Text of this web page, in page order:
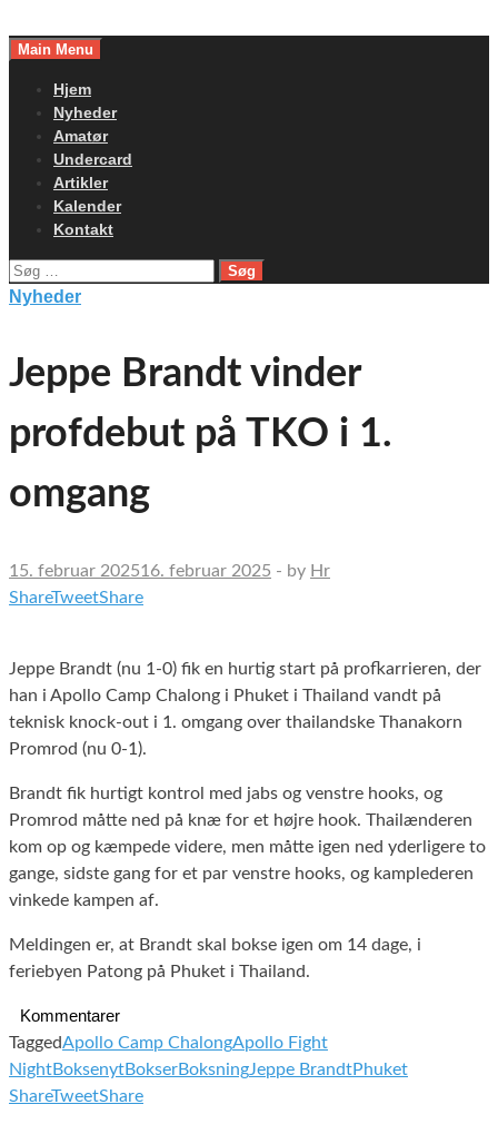
toMain Menu
Hjem
Nyheder
Amatør
Undercard
Artikler
Kalender
Kontakt
Søg
efter:
Nyheder
Jeppe Brandt vinder
profdebut på TKO i 1.
omgang
15. februar 202516. februar 2025 - by Hr
ShareTweetShare
Jeppe Brandt (nu 1-0) fik en hurtig start på profkarrieren, der
han i Apollo Camp Chalong i Phuket i Thailand vandt på
teknisk knock-out i 1. omgang over thailandske Thanakorn
Promrod (nu 0-1).
Brandt fik hurtigt kontrol med jabs og venstre hooks, og
Promrod måtte ned på knæ for et højre hook. Thailænderen
kom op og kæmpede videre, men måtte igen ned yderligere to
gange, sidste gang for et par venstre hooks, og kamplederen
vinkede kampen af.
Meldingen er, at Brandt skal bokse igen om 14 dage, i
feriebyen Patong på Phuket i Thailand.
Kommentarer
TaggedApollo Camp ChalongApollo Fight
NightBoksenytBokserBoksningJeppe BrandtPhuket
ShareTweetShare